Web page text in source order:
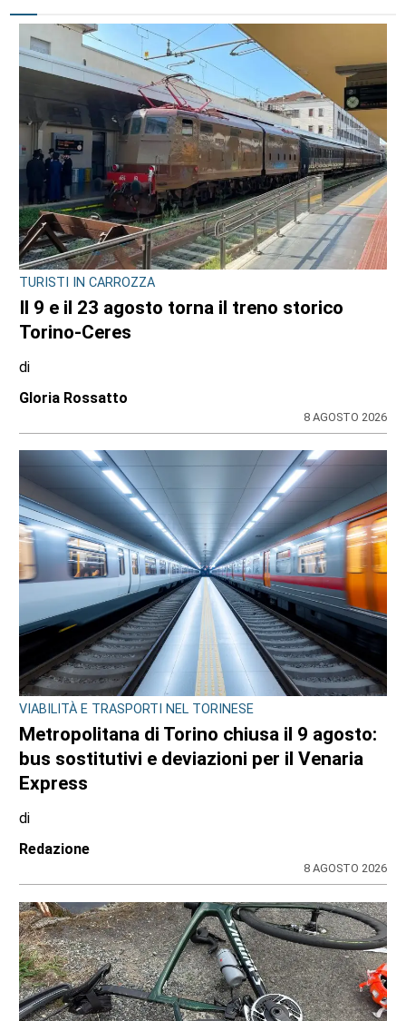
CRONACA
Ciclisti travolti, i carabinieri confermano la
lite con l’automobilista prima del
drammatico fatto: l’uomo si sarebbe
costituito
Redazione
8 AGOSTO 2026
CRONACA
Bimba a rischio e degrado sulla provinciale:
la svolta. Mamma e neonata portate in una
località protetta
Redazione
7 AGOSTO 2026